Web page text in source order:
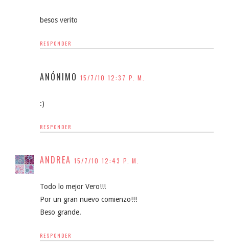
besos verito
RESPONDER
ANÓNIMO 15/7/10 12:37 P. M.
:)
RESPONDER
ANDREA 15/7/10 12:43 P. M.
Todo lo mejor Vero!!!
Por un gran nuevo comienzo!!!
Beso grande.
RESPONDER